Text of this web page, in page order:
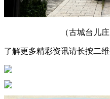
（古城台儿
了解更多精彩资讯请长按二